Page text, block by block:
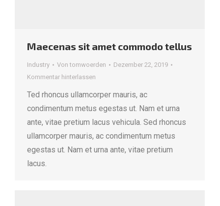
Maecenas sit amet commodo tellus
Industry Vontomwoerden
Dezember 22, 2019
Kommentar hinterlassen
Ted rhoncus ullamcorper mauris, ac
condimentum metus egestas ut. Nam et urna
ante, vitae pretium lacus vehicula. Sed rhoncus
ullamcorper mauris, ac condimentum metus
egestas ut. Nam et urna ante, vitae pretium
lacus.